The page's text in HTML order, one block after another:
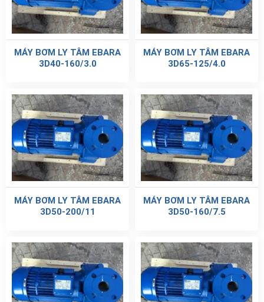
MÁY BƠM LY TÂM EBARA
3D40-160/3.0
MÁY BƠM LY TÂM EBARA
3D65-125/4.0
MÁY BƠM LY TÂM EBARA
3D50-200/11
MÁY BƠM LY TÂM EBARA
3D50-160/7.5